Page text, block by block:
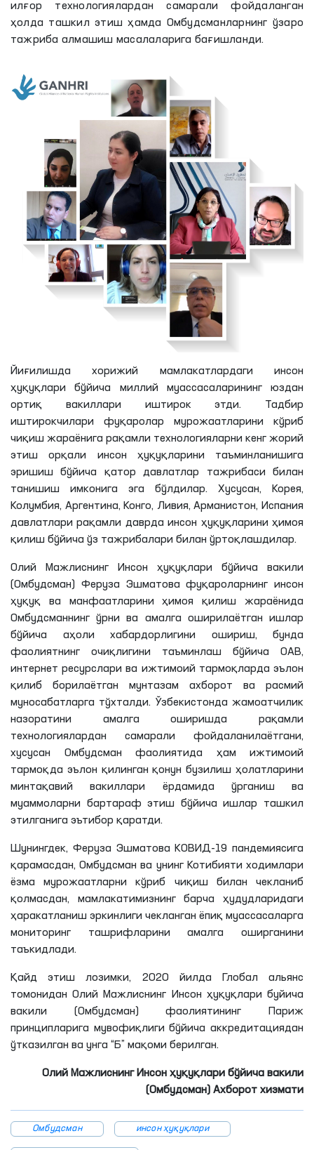
илғор технологиялардан самарали фойдаланган
ҳолда ташкил этиш ҳамда Омбудсманларнинг ўзаро
тажриба алмашиш масалаларига бағишланди.
Йиғилишда хорижий мамлакатлардаги инсон
ҳуқуқлари бўйича миллий муассасаларининг юздан
ортиқ вакиллари иштирок этди. Тадбир
иштирокчилари фуқаролар мурожаатларини кўриб
чиқиш жараёнига рақамли технологияларни кенг жорий
этиш орқали инсон ҳуқуқларини таъминланишига
эришиш бўйича қатор давлатлар тажрибаси билан
танишиш имконига эга бўлдилар. Хусусан, Корея,
Колумбия, Аргентина, Конго, Ливия, Арманистон, Испания
давлатлари рақамли даврда инсон ҳуқуқларини ҳимоя
қилиш бўйича ўз тажрибалари билан ўртоқлашдилар.
Олий Мажлиснинг Инсон ҳуқуқлари бўйича вакили
(Омбудсман) Феруза Эшматова фуқароларнинг инсон
ҳуқуқ ва манфаатларини ҳимоя қилиш жараёнида
Омбудсманнинг ўрни ва амалга оширилаётган ишлар
бўйича аҳоли хабардорлигини ошириш, бунда
фаолиятнинг очиқлигини таъминлаш бўйича ОАВ,
интернет ресурслари ва ижтимоий тармоқларда эълон
қилиб борилаётган мунтазам ахборот ва расмий
муносабатларга тўхталди. Ўзбекистонда жамоатчилик
назоратини амалга оширишда рақамли
технологиялардан самарали фойдаланилаётгани,
хусусан Омбудсман фаолиятида ҳам ижтимоий
тармоқда эълон қилинган қонун бузилиш ҳолатларини
минтақавий вакиллари ёрдамида ўрганиш ва
муаммоларни бартараф этиш бўйича ишлар ташкил
этилганига эътибор қаратди.
Шунингдек, Феруза Эшматова КОВИД-19 пандемиясига
қарамасдан, Омбудсман ва унинг Котибияти ходимлари
ёзма мурожаатларни кўриб чиқиш билан чекланиб
қолмасдан, мамлакатимизнинг барча ҳудудларидаги
ҳаракатланиш эркинлиги чекланган ёпиқ муассасаларга
мониторинг ташрифларини амалга оширганини
таъкидлади.
Қайд этиш лозимки, 2020 йилда Глобал альянс
томонидан Олий Мажлиснинг Инсон ҳуқуқлари буйича
вакили (Омбудсман) фаолиятининг Париж
принципларига мувофиқлиги бўйича аккредитациядан
ўтказилган ва унга “Б” мақоми берилган.
Олий Мажлиснинг Инсон ҳуқуқлари бўйича вакили
(Омбудсман) Ахборот хизмати
Омбудсман инсон ҳуқуқлари